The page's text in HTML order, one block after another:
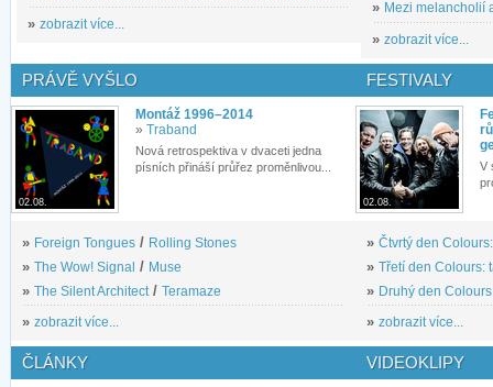
» zobrazit více...
» Mezi melancholií
» zobrazit více...
PRÁVĚ VYŠLO
02.08.
Montáž 1996–2014
» Traband
Nová retrospektiva v dvaceti jedna
písních přináší průřez proměnlivou...
» Foreign Tongues / Rolling Stones
» The Wow! Signal / Muse
» The Silent Architect / Teramaze
» zobrazit více...
FESTIVALY
02.08.
V
» Čtvrtý den
» Třetí den Colours:
» Druhý den
» zobrazit více...
ČLÁNKY VIDEOKLIPY